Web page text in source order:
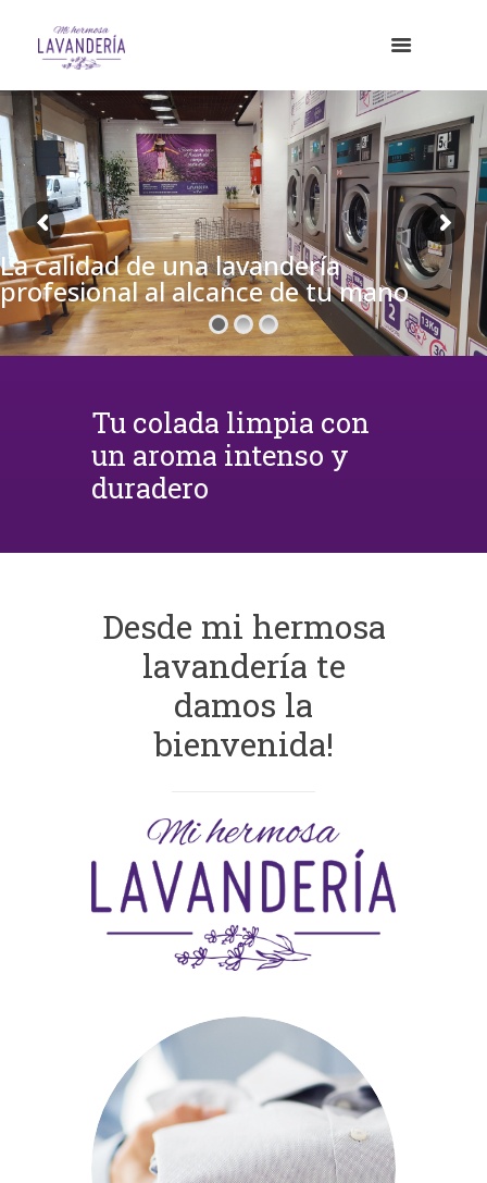
La calidad de una lavandería
profesional al alcance de tu mano
Tu colada limpia con
un aroma intenso y
duradero
Desde mi hermosa
lavandería te
damos la
bienvenida!